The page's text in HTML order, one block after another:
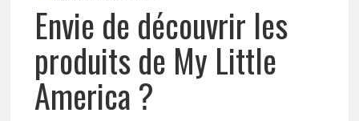
Envie de découvrir les
produits de My Little
America ?